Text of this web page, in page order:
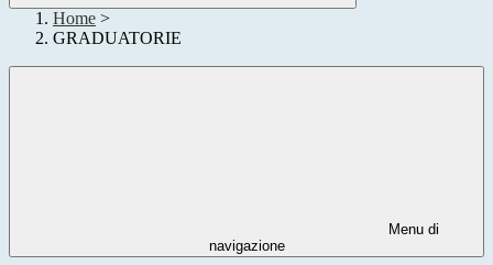
Home >
GRADUATORIE
Menu di
navigazione